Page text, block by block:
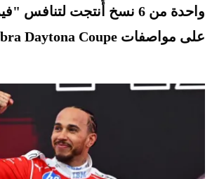
واحدة من 6 نسخ أُنتجت
على مواصفات Shelby Cobra Daytona Coupe